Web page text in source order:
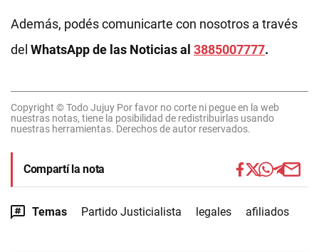
Además, podés comunicarte con nosotros a través
del WhatsApp de las Noticias al 3885007777.
Copyright © Todo Jujuy Por favor no corte ni pegue en la web
nuestras notas, tiene la posibilidad de redistribuirlas usando
nuestras herramientas. Derechos de autor reservados.
Compartí la nota
Temas Partido Justicialista legales afiliados